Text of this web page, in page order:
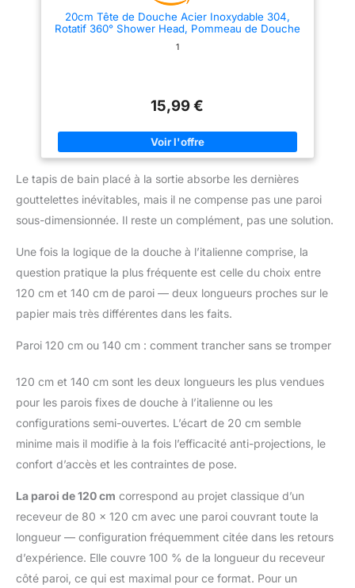
un plaisir sans entretien,
résistant à l'encrassement,
soyeux et doux pour la peau.
de douche à effet pluie ne
prend que quelques minutes
pour connecter le filetage
douche peut extrêmement
facilement installer l'ensemble
du pommeau de douche en
place, sans outils, utilisez une
pour serrer.
20cm Tête de Douche Acier Inoxydable 304,
Rotatif 360° Shower Head, Pommeau de Douche
Facile à Installer et à Nettoyer, Effet Pluie Anti-
1
15,99 €
Le tapis de bain placé à la sortie absorbe les dernières
gouttelettes inévitables, mais il ne compense pas une paroi
sous-dimensionnée. Il reste un complément, pas une solution.
Une fois la logique de la douche à l’italienne comprise, la
question pratique la plus fréquente est celle du choix entre
120 cm et 140 cm de paroi — deux longueurs proches sur le
papier mais très différentes dans les faits.
Paroi 120 cm ou 140 cm : comment trancher sans se tromper
120 cm et 140 cm sont les deux longueurs les plus vendues
pour les parois fixes de douche à l’italienne ou les
configurations semi-ouvertes. L’écart de 20 cm semble
minime mais il modifie à la fois l’efficacité anti-projections, le
confort d’accès et les contraintes de pose.
La paroi de 120 cm correspond au projet classique d’un
receveur de 80 × 120 cm avec une paroi couvrant toute la
longueur — configuration fréquemment citée dans les retours
d’expérience. Elle couvre 100 % de la longueur du receveur
côté paroi, ce qui est maximal pour ce format. Pour un